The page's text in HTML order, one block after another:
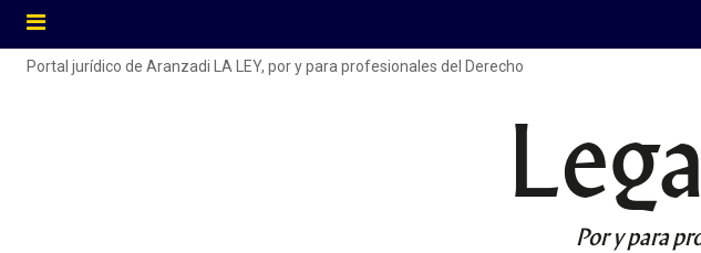
Portal jurídico de Aranzadi LA LEY, por y para profesionales del Derecho
Por y para